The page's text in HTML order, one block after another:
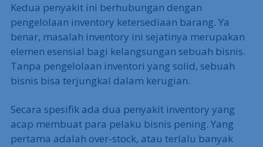
Kedua penyakit ini berhubungan dengan
pengelolaan inventory ketersediaan barang. Ya
benar, masalah inventory ini sejatinya merupakan
elemen esensial bagi kelangsungan sebuah bisnis.
Tanpa pengelolaan inventori yang solid, sebuah
bisnis bisa terjungkal dalam kerugian.
Secara spesifik ada dua penyakit inventory yang
acap membuat para pelaku bisnis pening. Yang
pertama adalah over-stock, atau terlalu banyak